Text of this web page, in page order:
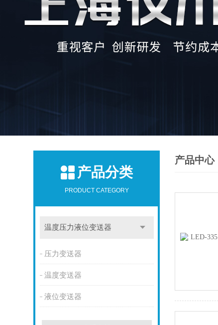
产品分类
PRODUCT CATEGORY
温度压力液位变送器
压力变送器
温度变送器
液位变送器
产品中心